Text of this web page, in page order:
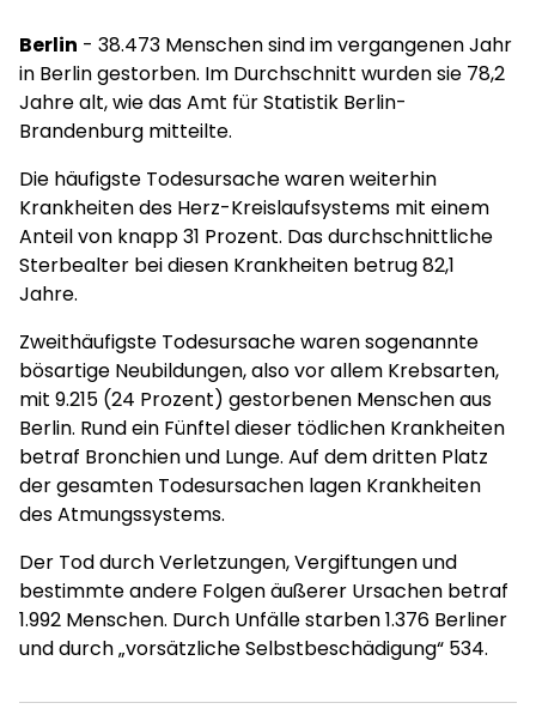
Berlin - 38.473 Menschen sind im vergangenen Jahr
in Berlin gestorben. Im Durchschnitt wurden sie 78,2
Jahre alt, wie das Amt für Statistik Berlin-
Brandenburg mitteilte.
Die häufigste Todesursache waren weiterhin
Krankheiten des Herz-Kreislaufsystems mit einem
Anteil von knapp 31 Prozent. Das durchschnittliche
Sterbealter bei diesen Krankheiten betrug 82,1
Jahre.
Zweithäufigste Todesursache waren sogenannte
bösartige Neubildungen, also vor allem Krebsarten,
mit 9.215 (24 Prozent) gestorbenen Menschen aus
Berlin. Rund ein Fünftel dieser tödlichen Krankheiten
betraf Bronchien und Lunge. Auf dem dritten Platz
der gesamten Todesursachen lagen Krankheiten
des Atmungssystems.
Der Tod durch Verletzungen, Vergiftungen und
bestimmte andere Folgen äußerer Ursachen betraf
1.992 Menschen. Durch Unfälle starben 1.376 Berliner
und durch „vorsätzliche Selbstbeschädigung“ 534.